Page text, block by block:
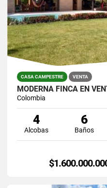
CASA CAMPESTRE VENTA
MODERNA FINCA EN
Colombia
4
Alcobas
6
Baños